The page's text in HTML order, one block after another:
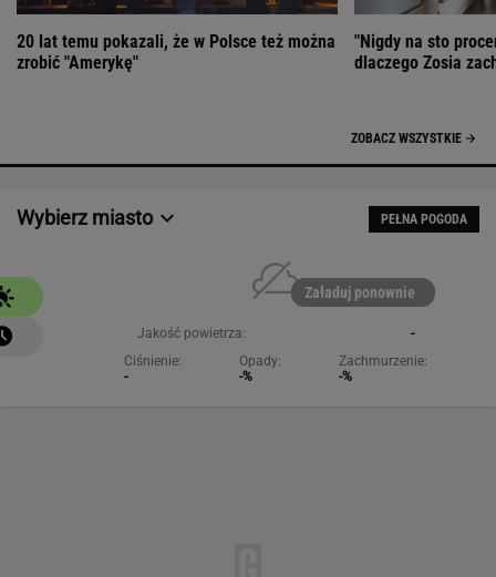
20 lat temu pokazali, że w Polsce też można
zrobić "Amerykę"
"Nigdy na sto
dlaczego Zosia
ZOBACZ WSZYSTKIE
Wybierz miasto PEŁNA POGODA
Załaduj ponownie
Jakość powietrza:
-
Ciśnienie:
-
Opady:
-%
Zachmurzenie:
-%